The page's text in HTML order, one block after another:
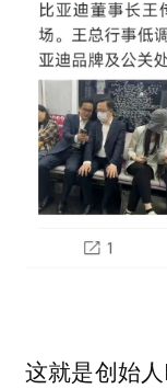
这就是创始人